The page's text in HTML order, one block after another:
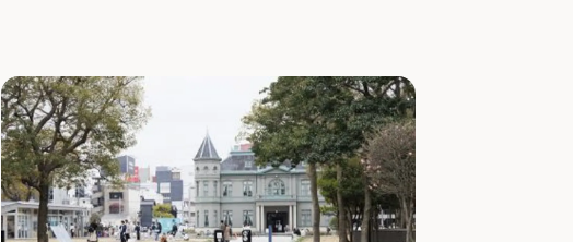
甘みが癖になる...